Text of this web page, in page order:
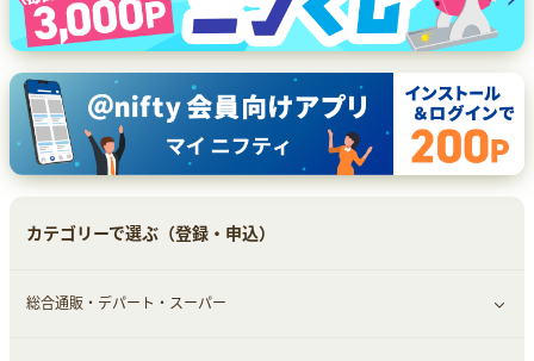
カテゴリーで選ぶ（登録・申込）
総合通販・デパート・スーパー